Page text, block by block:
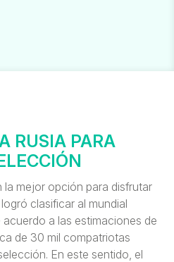
RUSIA PARA
mejor opción para disfrutar
clasificar al mundial
a las estimaciones de
de 30 mil compatriotas
En este sentido, el